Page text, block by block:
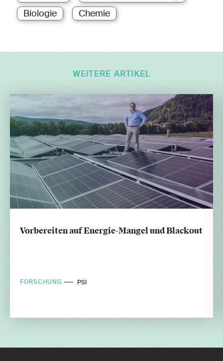
Biologie
Chemie
WEITERE ARTIKEL
Vorbereiten auf Energie-Mangel und Blackout
FORSCHUNG PSI